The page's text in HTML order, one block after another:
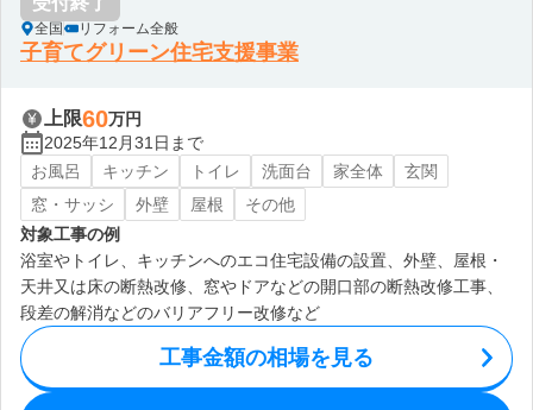
全国 リフォーム全般
子育てグリーン住宅支援事業
上限60万円
2025年12月31日まで
お風呂
キッチン トイレ 洗面台 家全体
玄関
窓・サッシ
外壁 屋根
その他
対象工事の例
浴室やトイレ、キッチンへのエコ住宅設備の設置、外壁、屋根・
天井又は床の断熱改修、窓やドアなどの開口部の断熱改修工事、
段差の解消などのバリアフリー改修など
工事金額の相場を見る